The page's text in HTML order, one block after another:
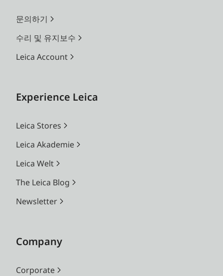
문의하기
수리 및 유지보수
Leica Account
Experience Leica
Leica Stores
Leica Akademie
Leica Welt
The Leica Blog
Newsletter
Company
Corporate